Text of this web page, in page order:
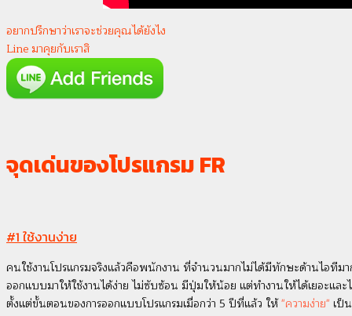
อยากปรึกษาว่าเราจะช่วยคุณได้ยังไง
Line มาคุยกับเราสิ
จุดเด่นของโปรแกรม FR
#1 ใช้งานง่าย
คนใช้งานโปรแกรมจริงแล้วคือพนักงาน ที่จำนวนมากไม่ได้มีทักษะด้านไอทีม
ออกแบบมาให้ใช้งานได้ง่าย ไม่ซับซ้อน มีปุ่มให้น้อย แต่ทำงานให้ได้เยอะแล
ตั้งแต่ขั้นตอนของการออกแบบโปรแกรมเมื่อกว่า 5 ปีที่แล้ว ให้"ความง่าย" เป็